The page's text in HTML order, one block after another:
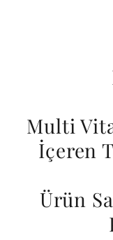
Multi
İçeren
Ürün